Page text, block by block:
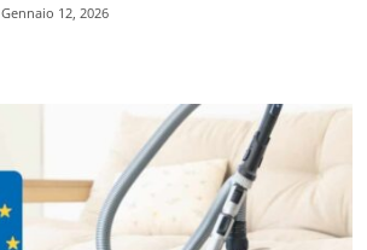
Gennaio 12, 2026